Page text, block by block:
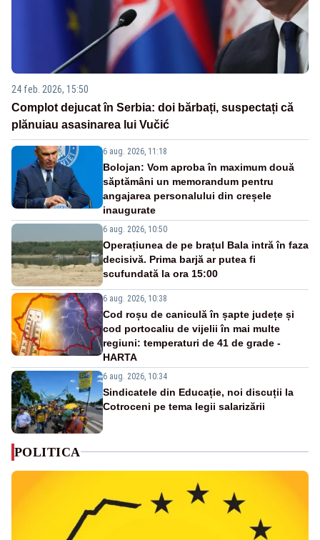
24 feb. 2026, 15:50
Complot dejucat în Serbia: doi bărbați, suspectați că
plănuiau asasinarea lui Vučić
6 aug. 2026, 11:18
Bolojan: Vom aproba în maximum două
săptămâni un memorandum pentru
angajarea personalului din creșele
inaugurate
6 aug. 2026, 10:50
Operațiunea de pe brațul Bala intră în faza
decisivă. Prima barjă ar putea fi
scufundată la ora 15:00
6 aug. 2026, 10:38
Cod roșu de caniculă în șapte județe și
cod portocaliu de vijelii în mai multe
regiuni: temperaturi de 41 de grade -
HARTA
6 aug. 2026, 10:34
Sindicatele din Educație, noi discuții la
Cotroceni pe tema legii salarizării
POLITICA